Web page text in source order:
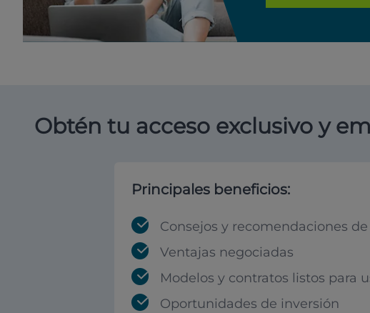
Obtén tu acceso exclusivo y
Principales beneficios:
Consejos y recomendaciones
Ventajas negociadas
Modelos y contratos listos para
Oportunidades de inversión